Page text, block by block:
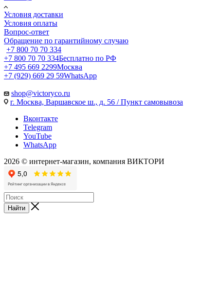
Условия доставки
Условия оплаты
Вопрос-ответ
Обращение по гарантийному случаю
+7 800 70 70 334
+7 800 70 70 334Бесплатно по РФ
+7 495 669 2299Москва
+7 (929) 669 29 59WhatsApp
shop@victoryco.ru
г. Москва, Варшавское ш., д. 56 / Пункт самовывоза
Вконтакте
Telegram
YouTube
WhatsApp
2026 © интернет-магазин, компания ВИКТОРИ
Найти